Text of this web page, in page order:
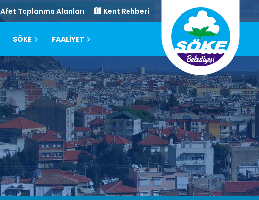
Afet Toplanma Alanları Kent Rehberi
SÖKE FAALİYET